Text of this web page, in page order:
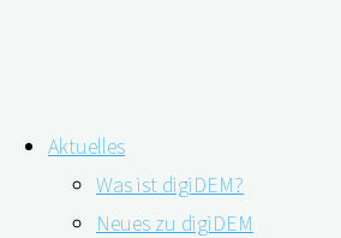
Inhalt
springen
Aktuelles
Was ist digiDEM?
Neues zu digiDEM
Schlagwort:Aducanumab